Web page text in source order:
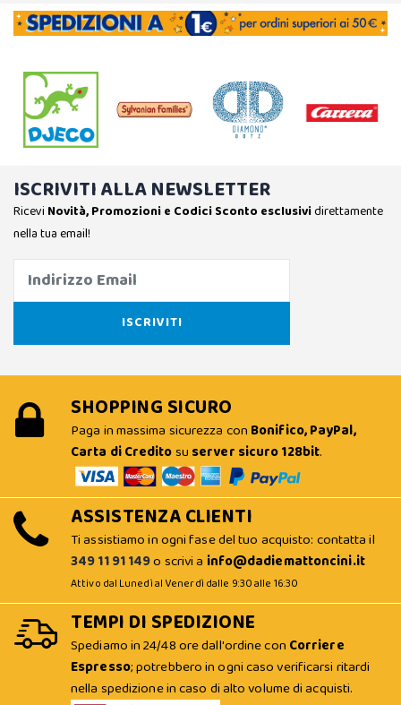
ISCRIVITI ALLA NEWSLETTER
Ricevi Novità, Promozioni e Codici Sconto esclusividirettamente
nella tua email!
SHOPPING SICURO
Paga in massima sicurezza con Bonifico, PayPal,
Carta di Creditosu server sicuro 128bit.
ASSISTENZA CLIENTI
Ti assistiamo in ogni fase del tuo acquisto: contatta il
349 11 91 149o scrivi a info@dadiemattoncini.it
Attivo dal Lunedì al Venerdì dalle 9:30 alle 16:30
TEMPI DI SPEDIZIONE
Spediamo in 24/48 ore dall'ordine con Corriere
Espresso; potrebbero in ogni caso verificarsi ritardi
nella spedizione in caso di alto volume di acquisti.